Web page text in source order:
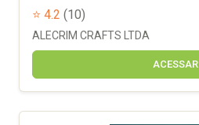
⭐ 4.2 (10)
ALECRIM CRAFTS LTDA
ACESSAR